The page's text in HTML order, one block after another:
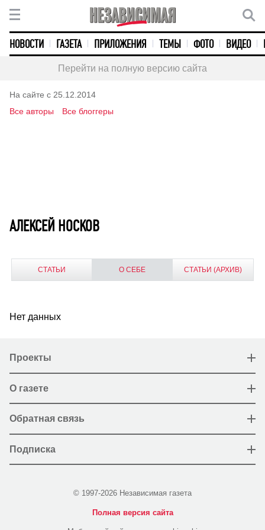
НОВОСТИ ГАЗЕТА ПРИЛОЖЕНИЯ ТЕМЫ ФОТО ВИДЕО
Перейти на полную версию сайта
На сайте с 25.12.2014
Все авторы
Все блоггеры
АЛЕКСЕЙ НОСКОВ
СТАТЬИ О СЕБЕ СТАТЬИ (АРХИВ)
Нет данных
Проекты
О газете
Обратная связь
Подписка
© 1997-2026 Независимая газета
Полная версия сайта